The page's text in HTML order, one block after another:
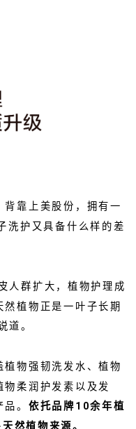
靠上美股份，拥有一
洗护又具备什么样的差
人群扩大，植物护理成
植物正是一叶子长期
道。
物强韧洗发水、植物
柔润护发素以及发
。 依托品牌10余年植
然植物来源。